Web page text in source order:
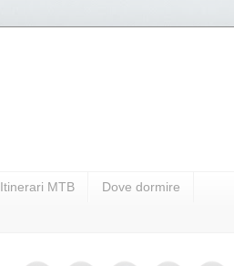
Itinerari MTB Dove dormire